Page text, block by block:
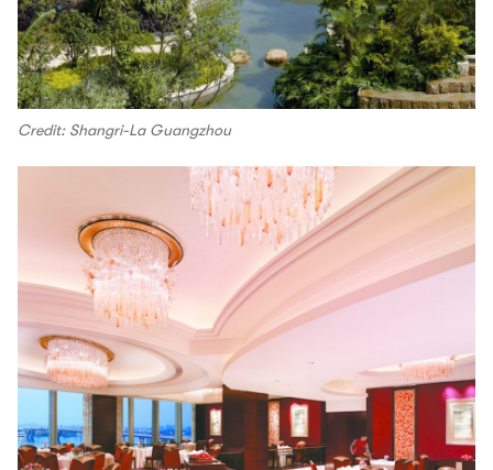
Credit: Shangri-La Guangzhou